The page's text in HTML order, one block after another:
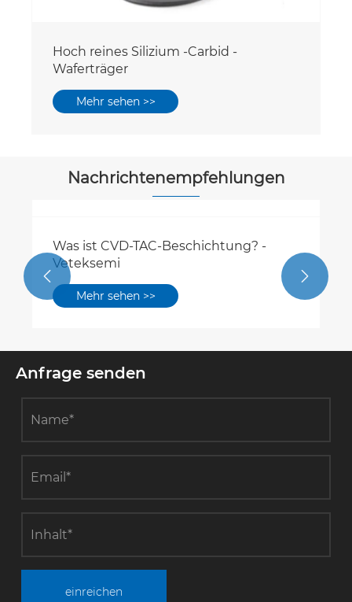
Hoch reines Silizium -Carbid -
Waferträger
Mehr sehen >>
Nachrichtenempfehlungen
Was ist CVD-TAC-Beschichtung? -
Veteksemi
Mehr sehen >>
 
Anfrage senden
einreichen